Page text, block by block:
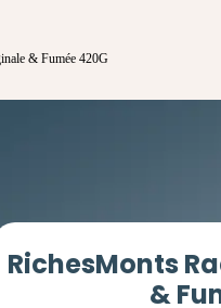
& Fumée 420G
RichesMonts
&